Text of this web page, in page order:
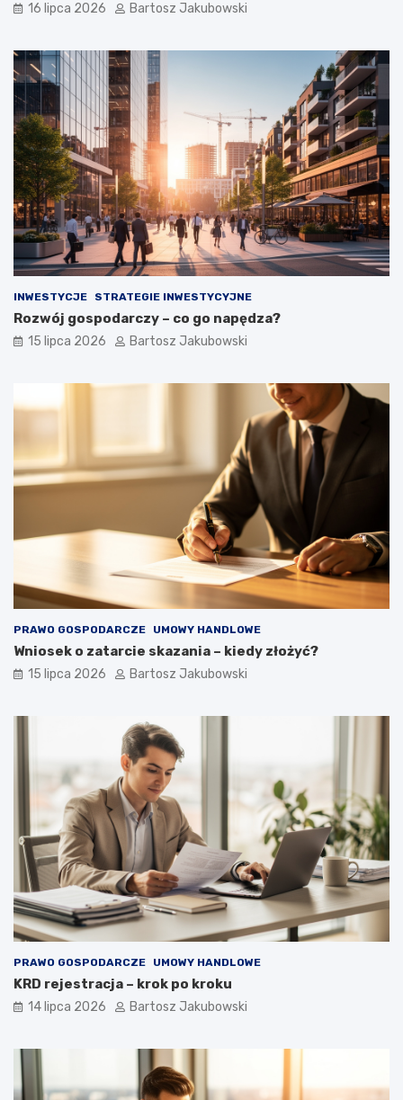
16 lipca 2026 Bartosz Jakubowski
INWESTYCJE STRATEGIE INWESTYCYJNE
Rozwój gospodarczy – co go napędza?
15 lipca 2026 Bartosz Jakubowski
PRAWO GOSPODARCZE UMOWY HANDLOWE
Wniosek o zatarcie skazania – kiedy złożyć?
15 lipca 2026 Bartosz Jakubowski
PRAWO GOSPODARCZE UMOWY HANDLOWE
KRD rejestracja – krok po kroku
14 lipca 2026 Bartosz Jakubowski